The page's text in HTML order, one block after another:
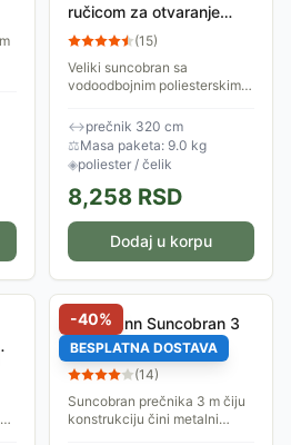
ručicom za otvaranje
3.2m Braon
(15)
Veliki suncobran sa
vodoodbojnim poliesterskim
koje štiti od UV zračenja i do
98%. Suncobran ima nagibnu
funkciju i ručicu za...
↔prečnik 320 cm
⚖Masa paketa: 9.0 kg
◈poliester / čelik
8,258 RSD
Dodaj u korpu
-40%
BESPLATNA DOSTAVA
Fieldmann Suncobran 3
m sa Nagibom Crni
(14)
Suncobran prečnika 3 m čiju
konstrukciju čini metalni